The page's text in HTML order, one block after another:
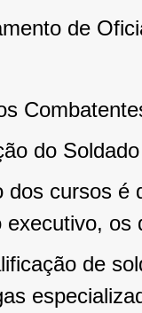
de
do
dos cursos é
os
de